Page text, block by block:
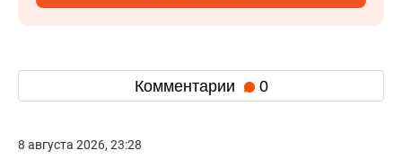
Комментарии 0
8 августа 2026, 23:28